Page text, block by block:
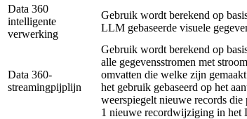
Data 360
intelligente
verwerking
Gebruik wordt berekend op
LLM gebaseerde visuele
Data 360-
streamingpijplijn
Gebruik wordt berekend op
alle gegevensstromen met
omvatten die welke zijn
het gebruik gebaseerd op het
weerspiegelt nieuwe records
1 nieuwe recordwijziging in het